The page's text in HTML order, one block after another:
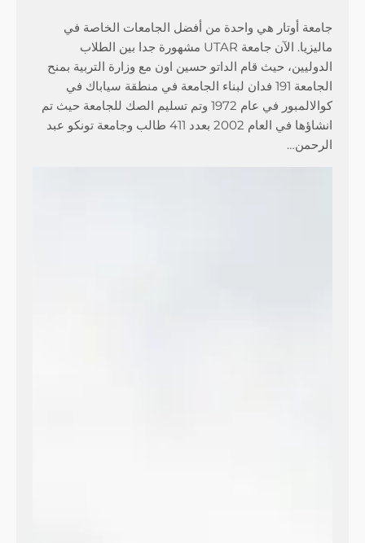
جامعة أوتار هي واحدة من أفضل الجامعات الخاصة في
ماليزيا. الآن جامعة UTAR مشهورة جدا بين الطلاب
الدوليين، حيث قام الداتو حسين اون مع وزارة التربية بمنح
الجامعة 191 فدان لبناء الجامعة في منطقة سياباك في
كوالالمبور في عام 1972 وتم تسليم الصك للجامعة حيث تم
انشاؤها في العام 2002 بعدد 411 طالب وجامعة تونكو عبد
الرحمن…